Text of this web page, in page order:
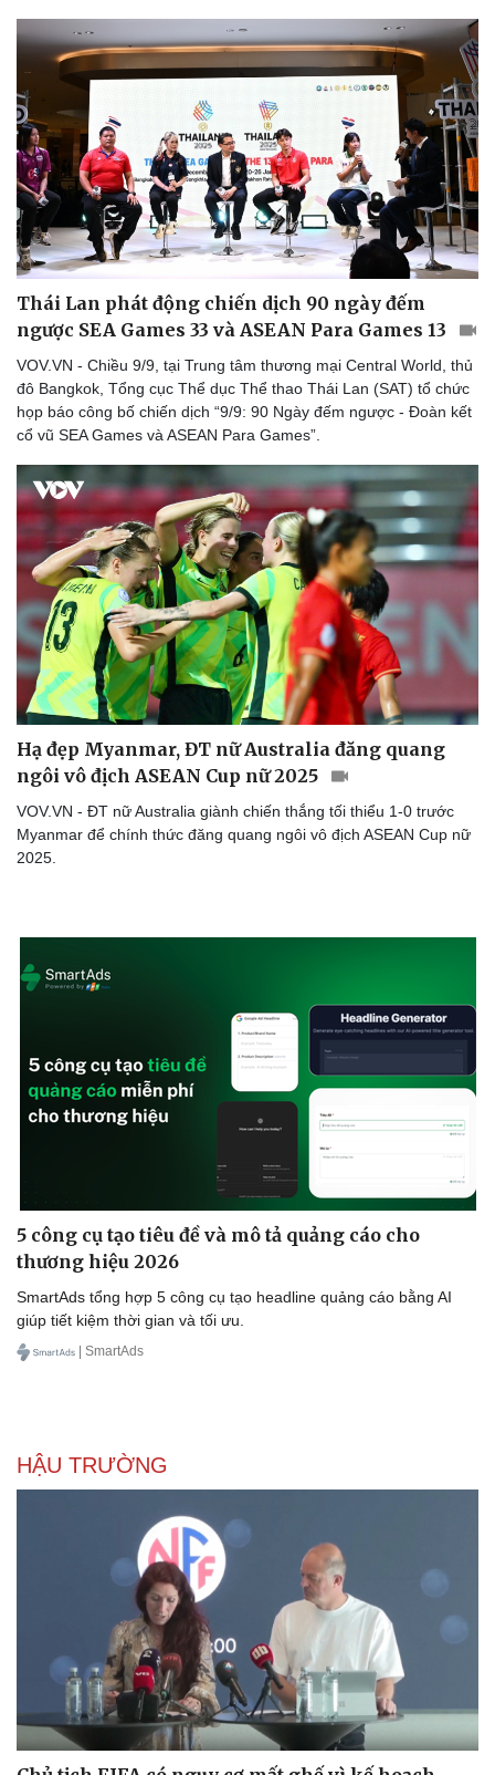
Di sản
Tư vấn
Săn Tour
check-in
Podcast
Câu chuyện thời sự
Đọc truyện đêm khuya
Cửa sổ tình yêu
Hạt giống tâm hồn
Thái Lan phát động chiến dịch 90 ngày đếm
ngược SEA Games 33 và ASEAN Para Games 13
VOV.VN - Chiều 9/9, tại Trung tâm thương mại Central World, thủ
đô Bangkok, Tổng cục Thể dục Thể thao Thái Lan (SAT) tổ chức
họp báo công bố chiến dịch “9/9: 90 Ngày đếm ngược - Đoàn kết
cổ vũ SEA Games và ASEAN Para Games”.
Hạ đẹp Myanmar, ĐT nữ Australia đăng quang
ngôi vô địch ASEAN Cup nữ 2025
VOV.VN - ĐT nữ Australia giành chiến thắng tối thiểu 1-0 trước
Myanmar để chính thức đăng quang ngôi vô địch ASEAN Cup nữ
2025.
5 công cụ tạo tiêu đề và mô tả quảng cáo cho
thương hiệu 2026
SmartAds tổng hợp 5 công cụ tạo headline quảng cáo bằng AI
giúp tiết kiệm thời gian và tối ưu.
| SmartAds
HẬU TRƯỜNG